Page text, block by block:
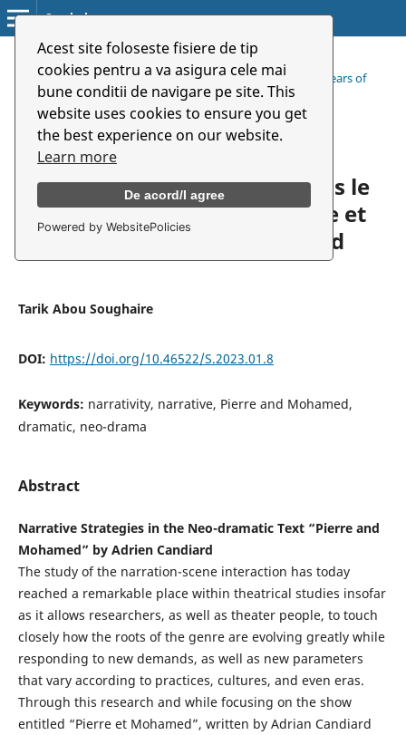
Acest site foloseste fisiere de tip
cookies pentru a va asigura cele mai
bune conditii de navigare pe site. This
website uses cookies to ensure you get
the best experience on our website.
Learn more
De acord/I agree
Powered by WebsitePolicies
Symbolon
/
Vol. 24 No. 1 (44) (2023): Târgu Mureș Theatre Scene - 60 Years of
Dialogue and Artistic Performance
Articles
Les strategies narratives dans le
texte néo-dramatique „Pierre et
Mohamed” d’Adrien Candiard
Tarik Abou Soughaire
DOI: https://doi.org/10.46522/S.2023.01.8
Keywords: narrativity, narrative, Pierre and Mohamed,
dramatic, neo-drama
Abstract
Narrative Strategies in the Neo-dramatic Text “Pierre and
Mohamed” by Adrien Candiard
The study of the narration-scene interaction has today
reached a remarkable place within theatrical studies insofar
as it allows researchers, as well as theater people, to touch
closely how the roots of the genre are evolving greatly while
responding to new demands, as well as new parameters
that vary according to practices, cultures, and even eras.
Through this research and while focusing on the show
entitled “Pierre et Mohamed”, written by Adrian Candiard